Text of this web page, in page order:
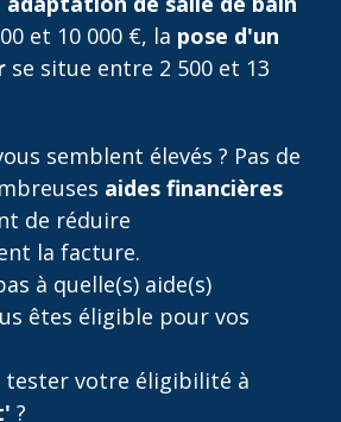
et 10 000 €, la pose d'un
se situe entre 2 500 et 13
semblent élevés ? Pas de
aides financières
de réduire
la facture.
à quelle(s) aide(s)
êtes éligible pour vos
tester votre éligibilité à
?